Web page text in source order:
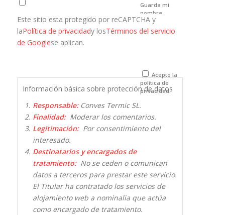
Guarda mi
nombre,
correo
electrónico y
que comente.
Este sitio esta protegido por reCAPTCHA y
laPolítica de privacidady losTérminos del servicio
de Googlese aplican.
Acepto la
política de
privacidad.
Información básica sobre protección de datos
Responsable:Conves Termic SL.
Finalidad:Moderar los comentarios.
Legitimación:Por consentimiento del
interesado.
Destinatarios y encargados de
tratamiento:No se ceden o comunican
datos a terceros para prestar este servicio.
El Titular ha contratado los servicios de
alojamiento web a nominalia que actúa
como encargado de tratamiento.